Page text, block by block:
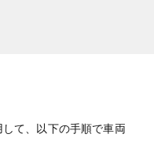
して、以下の手順で車両